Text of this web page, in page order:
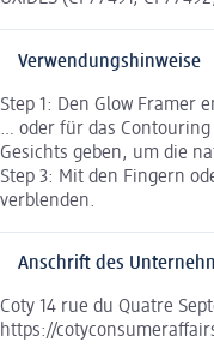
Verwendungshinweise
Step 1: Den Glow Framer
… oder für das
Gesichts geben, um die
Step 3: Mit den Fingern
verblenden.
Anschrift des
Coty 14 rue du Quatre
https://